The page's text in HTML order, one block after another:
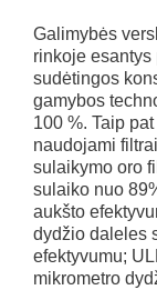
Galimybės
rinkoje
sudėtingos
gamybos
100 %. Taip
naudojami
sulaikymo oro
sulaiko nuo
aukšto
dydžio daleles
efektyvumu;
mikrometro